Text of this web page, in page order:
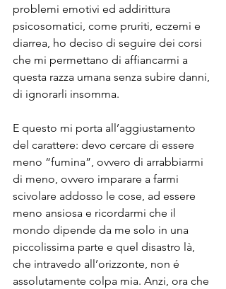
problemi emotivi ed addirittura
psicosomatici, come pruriti, eczemi e
diarrea, ho deciso di seguire dei corsi
che mi permettano di affiancarmi a
questa razza umana senza subire danni,
di ignorarli insomma.
E questo mi porta all’aggiustamento
del carattere: devo cercare di essere
meno “fumina”, ovvero di arrabbiarmi
di meno, ovvero imparare a farmi
scivolare addosso le cose, ad essere
meno ansiosa e ricordarmi che il
mondo dipende da me solo in una
piccolissima parte e quel disastro là,
che intravedo all’orizzonte, non é
assolutamente colpa mia. Anzi, ora che